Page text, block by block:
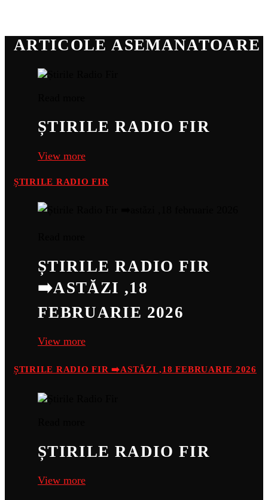
ARTICOLE ASEMANATOARE
ȘTIRILE RADIO FIR
View more
ȘTIRILE RADIO FIR
ȘTIRILE RADIO FIR
➡️ASTĂZI ,18
FEBRUARIE 2026
View more
ȘTIRILE RADIO FIR ➡️ASTĂZI ,18 FEBRUARIE 2026
ȘTIRILE RADIO FIR
View more